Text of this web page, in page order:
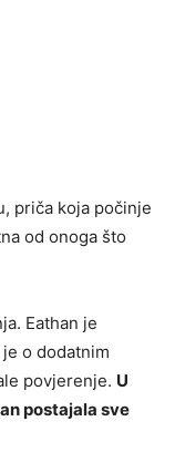
priča koja počinje
od onoga što
Eathan je
o dodatnim
povjerenje. U
postajala sve